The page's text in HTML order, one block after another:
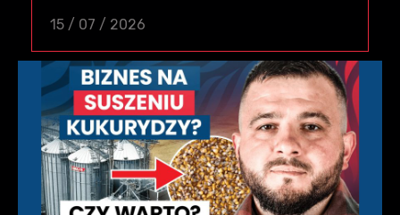
15 / 07 / 2026